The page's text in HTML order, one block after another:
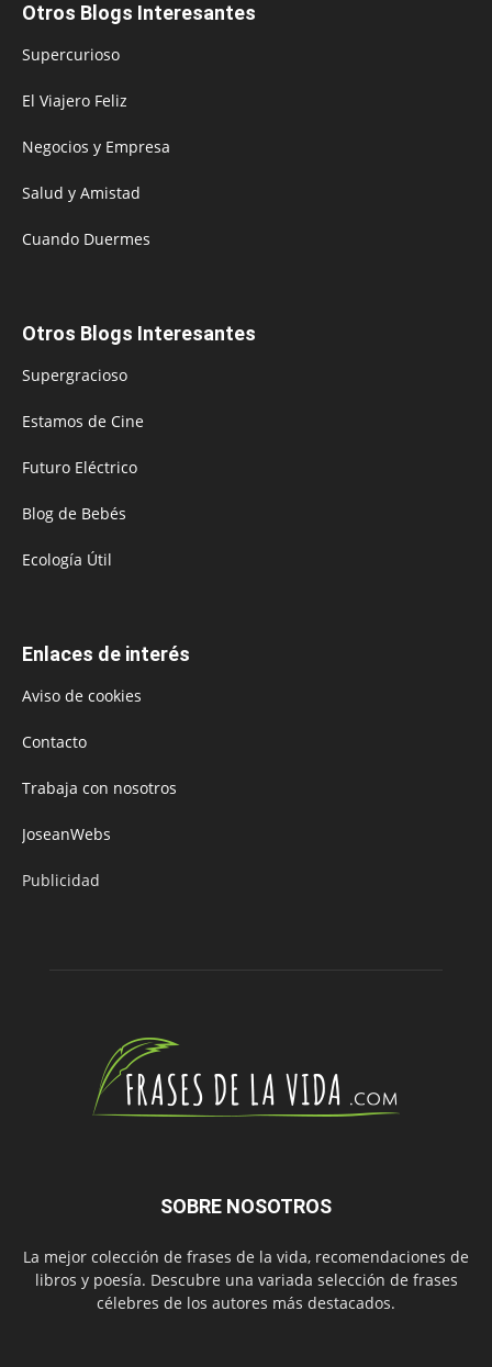
Otros Blogs Interesantes
Supercurioso
El Viajero Feliz
Negocios y Empresa
Salud y Amistad
Cuando Duermes
Otros Blogs Interesantes
Supergracioso
Estamos de Cine
Futuro Eléctrico
Blog de Bebés
Ecología Útil
Enlaces de interés
Aviso de cookies
Contacto
Trabaja con nosotros
JoseanWebs
Publicidad
SOBRE NOSOTROS
La mejor colección de frases de la vida, recomendaciones de
libros y poesía. Descubre una variada selección de frases
célebres de los autores más destacados.